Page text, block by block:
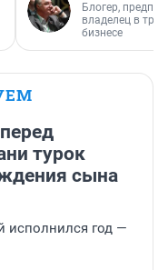
Блогер,
владелец в
бизнесе
турок
сына
исполнился год —